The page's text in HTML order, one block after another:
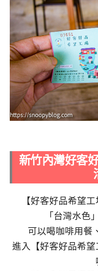
新竹內灣好客
【好客好品希望
「台灣水色
可以喝咖啡用餐
進入【好客好品希